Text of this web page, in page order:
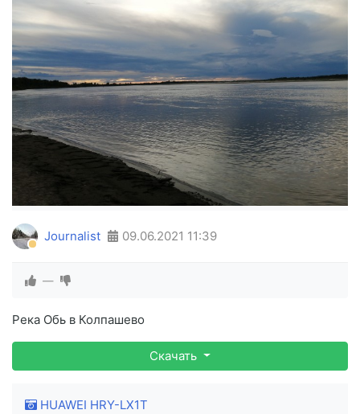
Journalist 09.06.2021 11:39
—
Река Обь в Колпашево
Скачать
HUAWEI HRY-LX1T